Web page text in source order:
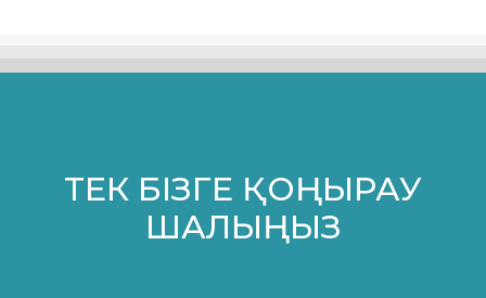
ТЕК БІЗГЕ ҚОҢЫРАУ
ШАЛЫҢЫЗ